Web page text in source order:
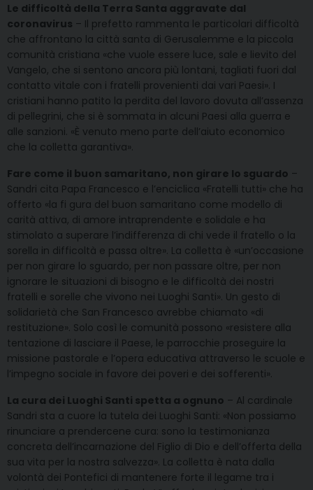
Le difficoltà della Terra Santa aggravate dal
coronavirus – Il prefetto rammenta le particolari difficoltà
che affrontano la città santa di Gerusalemme e la piccola
comunità cristiana «che vuole essere luce, sale e lievito del
Vangelo, che si sentono ancora più lontani, tagliati fuori dal
contatto vitale con i fratelli provenienti dai vari Paesi». I
cristiani hanno patito la perdita del lavoro dovuta all’assenza
di pellegrini, che si è sommata in alcuni Paesi alla guerra e
alle sanzioni. «È venuto meno parte dell’aiuto economico
che la colletta garantiva».
Fare come il buon samaritano, non girare lo sguardo –
Sandri cita Papa Francesco e l’enciclica «Fratelli tutti» che ha
offerto «la fi gura del buon samaritano come modello di
carità attiva, di amore intraprendente e solidale e ha
stimolato a superare l’indifferenza di chi vede il fratello o la
sorella in difficoltà e passa oltre». La colletta è «un’occasione
per non girare lo sguardo, per non passare oltre, per non
ignorare le situazioni di bisogno e le difficoltà dei nostri
fratelli e sorelle che vivono nei Luoghi Santi». Un gesto di
solidarietà che San Francesco avrebbe chiamato «di
restituzione». Solo così le comunità possono «resistere alla
tentazione di lasciare il Paese, le parrocchie proseguire la
missione pastorale e l’opera educativa attraverso le scuole e
l’impegno sociale in favore dei poveri e dei sofferenti».
La cura dei Luoghi Santi spetta a ognuno – Al cardinale
Sandri sta a cuore la tutela dei Luoghi Santi: «Non possiamo
rinunciare a prendercene cura: sono la testimonianza
concreta dell’incarnazione del Figlio di Dio e dell’offerta della
sua vita per la nostra salvezza». La colletta è nata dalla
volontà dei Pontefici di mantenere forte il legame tra i